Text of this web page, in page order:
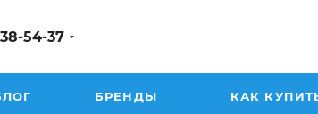
54-37
БРЕНДЫ КАК